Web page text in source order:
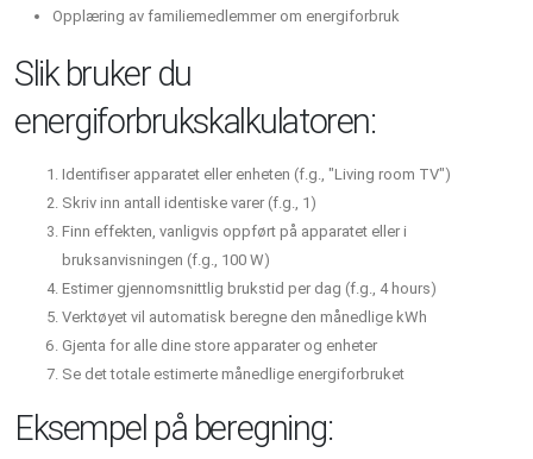
Opplæring av familiemedlemmer om energiforbruk
Slik bruker du
energiforbrukskalkulatoren:
Identifiser apparatet eller enheten (f.g., "Living room TV")
Skriv inn antall identiske varer (f.g., 1)
Finn effekten, vanligvis oppført på apparatet eller i
bruksanvisningen (f.g., 100 W)
Estimer gjennomsnittlig brukstid per dag (f.g., 4 hours)
Verktøyet vil automatisk beregne den månedlige kWh
Gjenta for alle dine store apparater og enheter
Se det totale estimerte månedlige energiforbruket
Eksempel på beregning: